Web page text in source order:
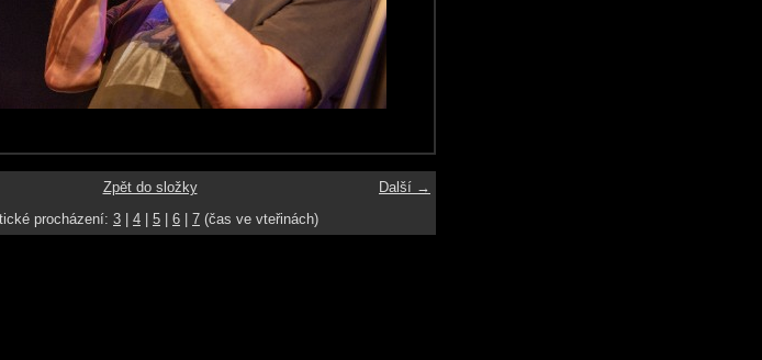
Další →
Zpět do složky
procházení: 3 4 5 6 7 (čas ve vteřinách)